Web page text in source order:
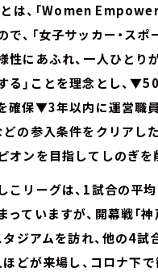
とは、「Women
で、「女子サッカー・スポ
性にあふれ、一人ひとり
る」ことを理念とし、
確保▼3年以内に運営職
どの参入条件をクリアし
オンを目指してしのぎを
こリーグは、1試合の平
っていますが、開幕戦「
ジアムを訪れ、他の4試
どが来場し、コロナ下